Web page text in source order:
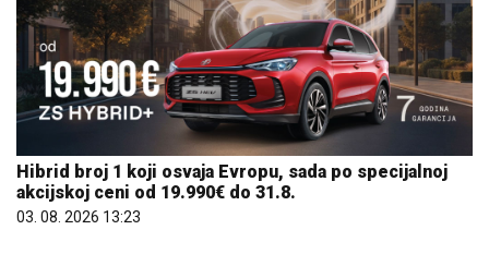
Hibrid broj 1 koji osvaja Evropu, sada po specijalnoj
akcijskoj ceni od 19.990€ do 31.8.
03. 08. 2026 13:23